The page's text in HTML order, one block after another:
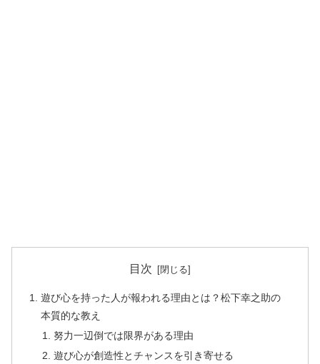
目次
遊び心を持った人が報われる理由とは？松下幸之助の
本質的な教え
努力一辺倒では限界がある理由
遊び心が創造性とチャンスを引き寄せる